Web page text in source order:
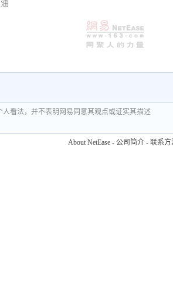
人看法，并不表明网易同意其观点或证实其描述
About NetEase - 公司简介 - 联系方